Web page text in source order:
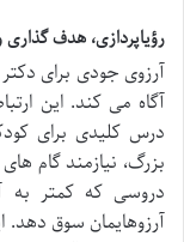
رؤیاپردازی، هدف گذاری
آرزوی جودی برای
آگاه می کند. این
درس کلیدی برای
بزرگ، نیازمند گام
دروسی که کمتر به
آرزوهایمان سوق